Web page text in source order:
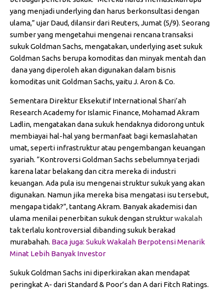
yang menjadi underlying dan harus berkonsultasi dengan
ulama,” ujar Daud, dilansir dari Reuters, Jumat (5/9). Seorang
sumber yang mengetahui mengenai rencana transaksi
sukuk Goldman Sachs, mengatakan, underlying aset sukuk
Goldman Sachs berupa komoditas dan minyak mentah dan
dana yang diperoleh akan digunakan dalam bisnis
komoditas unit Goldman Sachs, yaitu J. Aron & Co.
Sementara Direktur Eksekutif International Shari’ah
Research Academy for Islamic Finance, Mohamad Akram
Ladlin, mengatakan dana sukuk hendaknya didorong untuk
membiayai hal-hal yang bermanfaat bagi kemaslahatan
umat, seperti infrastruktur atau pengembangan keuangan
syariah. “Kontroversi Goldman Sachs sebelumnya terjadi
karena latar belakang dan citra mereka di industri
keuangan. Ada pula isu mengenai struktur sukuk yang akan
digunakan. Namun jika mereka bisa mengatasi isu tersebut,
mengapa tidak?”, tantang Akram. Banyak akademisi dan
ulama menilai penerbitan sukuk dengan strukturwakalah
tak terlalu kontroversial dibanding sukuk berakad
murabahah. Baca juga: Sukuk Wakalah Berpotensi Menarik
Minat Lebih Banyak Investor
Sukuk Goldman Sachs ini diperkirakan akan mendapat
peringkat A- dari Standard & Poor’s dan A dari Fitch Ratings.